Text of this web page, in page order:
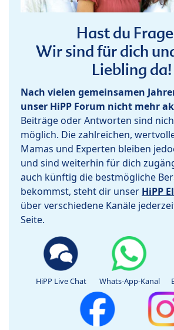
Hast du
Wir sind für dich
Liebling da!
Nach vielen gemeinsamen
unser HiPP Forum nicht mehr
Beiträge oder Antworten sind
möglich. Die zahlreichen,
Mamas und Experten bleiben
und sind weiterhin für dich
auch künftig die bestmögliche
bekommst, steht dir unser HiPP
über verschiedene Kanäle
Seite.
HiPP Live Chat Whats-App-Kanal